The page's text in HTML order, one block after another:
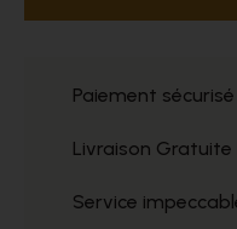
Paiement
Livraison Gratuite
Service